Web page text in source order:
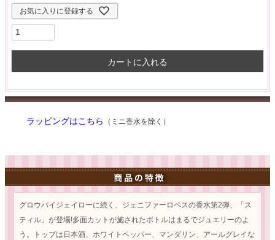
お気に入りに登録する
カートに入れる
ラッピングはこちら （ミニ香水を除く）
グロウバイジェイローに続く、ジェニファーロペスの香水第2弾、「ス
ティル」が登場!多面カットが施されたボトルはまるでジュエリーのよ
う。トップは日本酒、ホワイトペッパー、マンダリン、アールグレイな